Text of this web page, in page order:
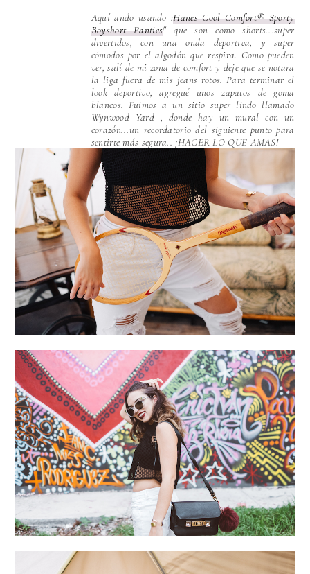
Aquí ando usando :Hanes Cool Comfort® Sporty
Boyshort Panties" que son como shorts...super
divertidos, con una onda deportiva, y super
cómodos por el algodón que respira. Como pueden
ver, salí de mi zona de comfort y deje que se notara
la liga fuera de mis jeans rotos. Para terminar el
look deportivo, agregué unos zapatos de goma
blancos. Fuimos a un sitio super lindo llamado
Wynwood Yard , donde hay un mural con un
corazón...un recordatorio del siguiente punto para
sentirte más segura.. ¡HACER LO QUE AMAS!